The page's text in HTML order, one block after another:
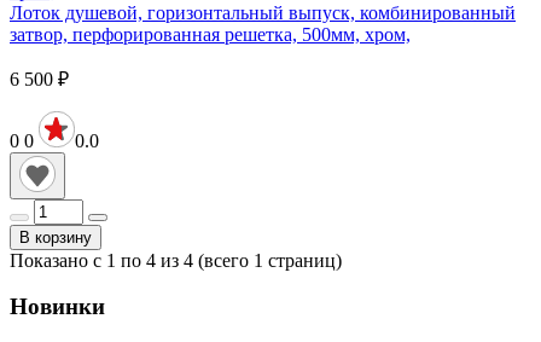
Лоток душевой, горизонтальный выпуск, комбинированный
затвор, перфорированная решетка, 500мм, хром,
6 500 ₽
0 0 0.0
В корзину
Показано с 1 по 4 из 4 (всего 1 страниц)
Новинки